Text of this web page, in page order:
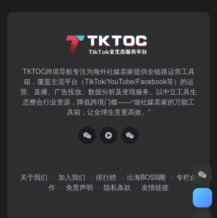
TKTOC跨境导航​专注为海外社媒卖家提供全链路运营工具
箱，覆盖主流平台（TikTok/YouTube/Facebook等）​的运
营、直播、广告投放、数据分析及变现服务。以中立工具生
态整合行业资源，降低跨境门槛——“做社媒卖家的万能工
具箱，让全球生意更高效。”
关于我们 加入我们 排行榜 出海BOSS圈
专栏合
作
免责声明 隐私条款 友情链接